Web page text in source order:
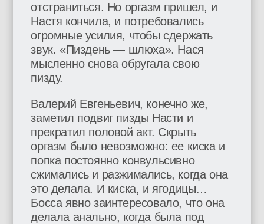
отстраниться. Но оргазм пришел, и
Настя кончила, и потребовались
огромные усилия, чтобы сдержать
звук. «Пиздень — шлюха». Нася
мысленно снова обругала свою
пизду.
Валерий Евгеньевич, конечно же,
заметил подвиг пизды Насти и
прекратил половой акт. Скрыть
оргазм было невозможно: ее киска и
попка постоянно конвульсивно
сжимались и разжимались, когда она
это делала. И киска, и ягодицы…
Босса явно заинтересовало, что она
делала анально, когда была под